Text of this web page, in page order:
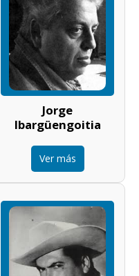
Jorge
Ibargüengoitia
Ver más